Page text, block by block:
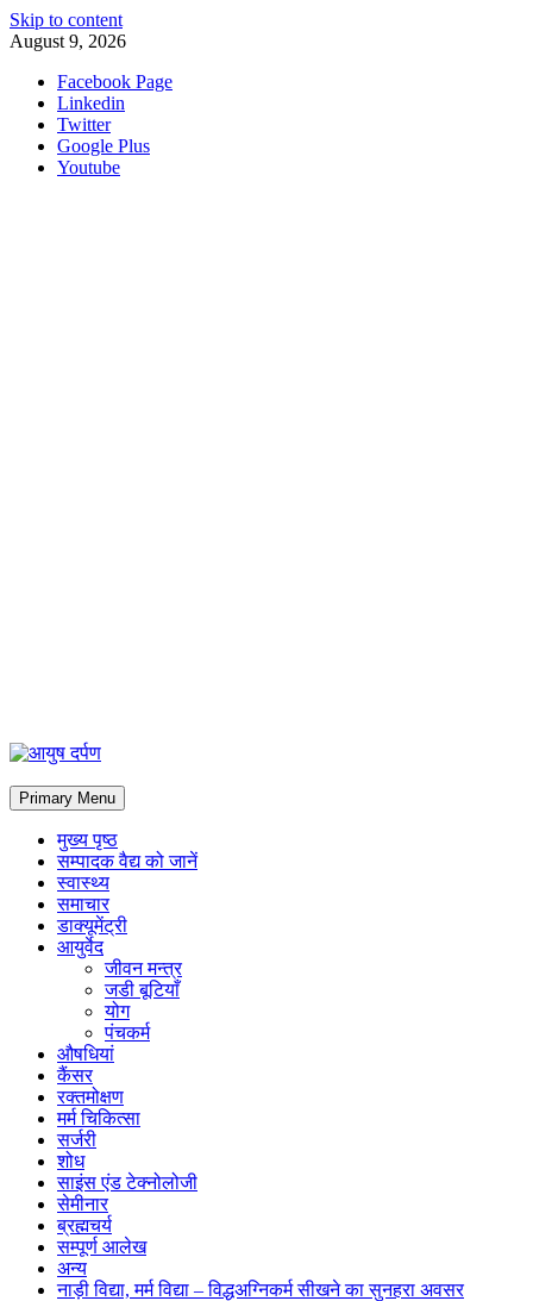
Skip to content
August 9, 2026
Facebook Page
Linkedin
Twitter
Google Plus
Youtube
Primary Menu
मुख्य पृष्ठ
सम्पादक वैद्य को जानें
स्वास्थ्य
समाचार
डाक्यूमेंट्री
आयुर्वेद
जीवन मन्त्र
जडी बूटियाँ
योग
पंचकर्म
औषधियां
कैंसर
रक्तमोक्षण
मर्म चिकित्सा
सर्जरी
शोध
साइंस एंड टेक्नोलोजी
सेमीनार
ब्रह्मचर्य
सम्पूर्ण आलेख
अन्य
नाड़ी विद्या, मर्म विद्या – विद्धअग्निकर्म सीखने का सुनहरा अवसर